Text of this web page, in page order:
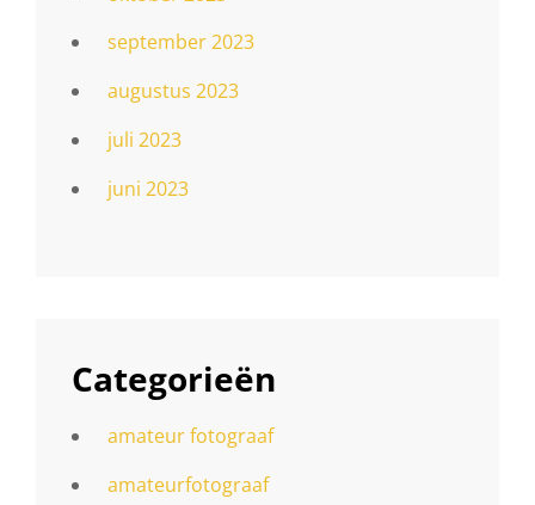
september 2023
augustus 2023
juli 2023
juni 2023
Categorieën
amateur fotograaf
amateurfotograaf